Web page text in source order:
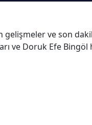
ve son
ve Doruk Efe Bingöl